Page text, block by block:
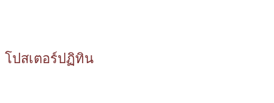
โปสเตอร์ปฏิทิน